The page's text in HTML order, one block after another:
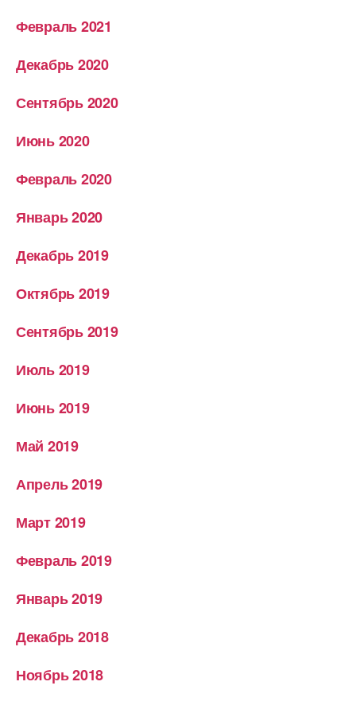
Февраль 2021
Декабрь 2020
Сентябрь 2020
Июнь 2020
Февраль 2020
Январь 2020
Декабрь 2019
Октябрь 2019
Сентябрь 2019
Июль 2019
Июнь 2019
Май 2019
Апрель 2019
Март 2019
Февраль 2019
Январь 2019
Декабрь 2018
Ноябрь 2018